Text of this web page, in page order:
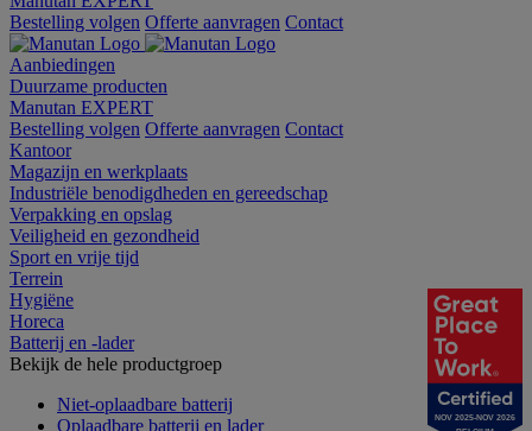
Bestelling volgen Offerte aanvragen Contact
Aanbiedingen
Duurzame producten
Manutan EXPERT
Bestelling volgen Offerte aanvragen Contact
Kantoor
Magazijn en werkplaats
Industriële benodigdheden en gereedschap
Verpakking en opslag
Veiligheid en gezondheid
Sport en vrije tijd
Terrein
Hygiëne
Horeca
Batterij en -lader
Bekijk de hele productgroep
Niet-oplaadbare batterij
Oplaadbare batterij en lader
NOV 2025-NOV 2026